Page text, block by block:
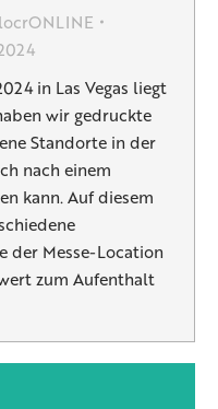
locrONLINE
in Las Vegas liegt
wir gedruckte
Standorte in der
nach einem
kann. Auf diesem
der Messe-Location
zum Aufenthalt